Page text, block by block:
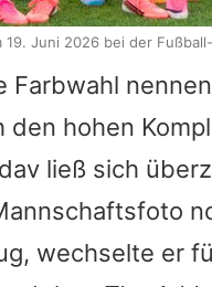
Farbwahl
hohen
ließ sich
wechselte er
Juni 2026 bei der